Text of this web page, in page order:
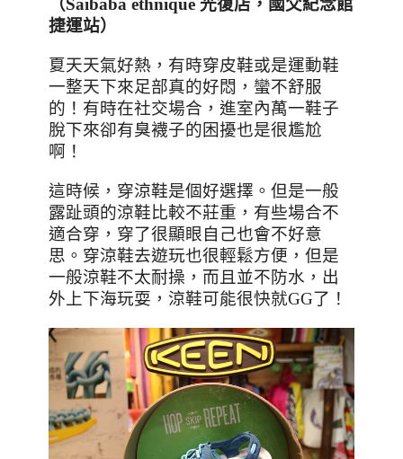
（Saibaba ethnique 光復店，國父紀念館
捷運站）
夏天天氣好熱，有時穿皮鞋或是運動鞋
一整天下來足部真的好悶，蠻不舒服
的！有時在社交場合，進室內萬一鞋子
脫下來卻有臭襪子的困擾也是很尷尬
啊！
這時候，穿涼鞋是個好選擇。但是一般
露趾頭的涼鞋比較不莊重，有些場合不
適合穿，穿了很顯眼自己也會不好意
思。穿涼鞋去遊玩也很輕鬆方便，但是
一般涼鞋不太耐操，而且並不防水，出
外上下海玩耍，涼鞋可能很快就GG了！